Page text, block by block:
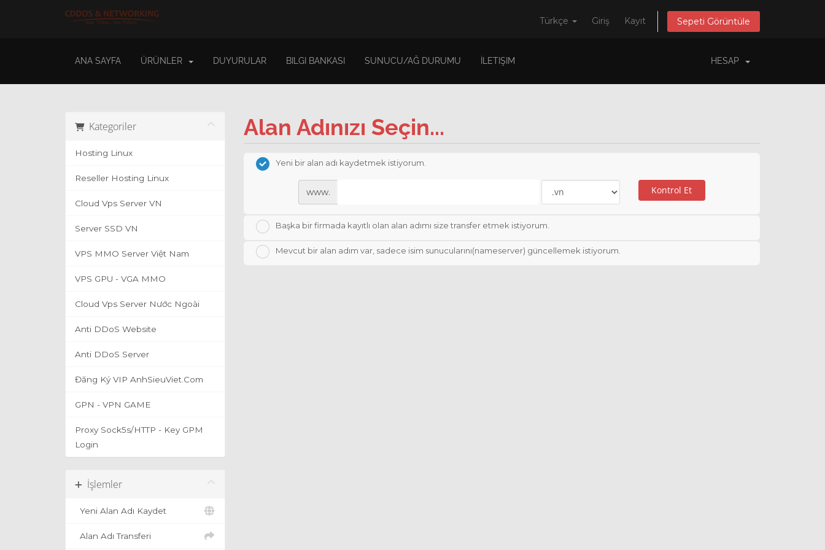
Türkçe Giriş Kayıt Sepeti Görüntüle
ANA SAYFA ÜRÜNLER DUYURULAR BILGI BANKASI SUNUCU/AĞ DURUMU İLETIŞIM HESAP
Kategoriler
Hosting Linux
Reseller Hosting Linux
Cloud Vps Server VN
Server SSD VN
VPS MMO Server Việt Nam
VPS GPU - VGA MMO
Cloud Vps Server Nước Ngoài
Anti DDoS Website
Anti DDoS Server
Đăng Ký VIP AnhSieuViet.Com
GPN - VPN GAME
Proxy Sock5s/HTTP - Key GPM
Login
İşlemler
Yeni Alan Adı Kaydet
Alan Adı Transferi
Alan Adınızı Seçin...
Yeni bir alan adı kaydetmek istiyorum.
www. Kontrol Et
Başka bir firmada kayıtlı olan alan adımı size transfer etmek istiyorum.
Mevcut bir alan adım var, sadece isim sunucularını(nameserver) güncellemek istiyorum.